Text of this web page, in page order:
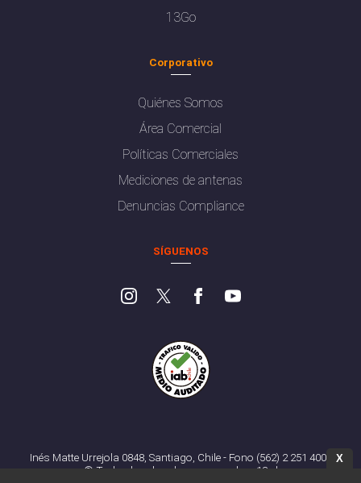
13Go
Corporativo
Quiénes Somos
Área Comercial
Políticas Comerciales
Mediciones de antenas
Denuncias Compliance
SÍGUENOS
Inés Matte Urrejola 0848, Santiago, Chile - Fono (562) 2 251 4000
© Todos los derechos reservados. 13.cl
X